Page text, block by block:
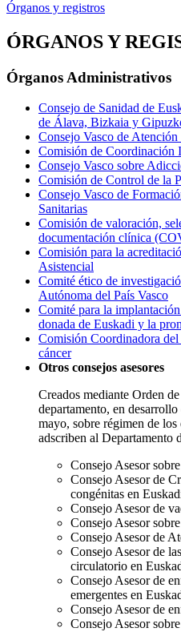
Órganos y registros
ÓRGANOS Y
Órganos Administrativos
Consejo de Sanidad de
de Álava, Bizkaia y
Consejo Vasco de Atención
Comisión de Coordinación
Consejo Vasco sobre
Comisión de Control de la
Consejo Vasco de
Sanitarias
Comisión de valoración,
documentación clínica
Comisión para la
Asistencial
Comité ético de
Autónoma del País Vasco
Comité para la
donada de Euskadi y la
Comisión Coordinadora
cáncer
Otros consejos asesores
Creados mediante Orden
departamento, en
mayo, sobre régimen de los
adscriben al Departamento
Consejo Asesor
Consejo Asesor de
congénitas en
Consejo Asesor de
Consejo Asesor
Consejo Asesor de
Consejo Asesor de
circulatorio en
Consejo Asesor de
emergentes en
Consejo Asesor de
Consejo Asesor